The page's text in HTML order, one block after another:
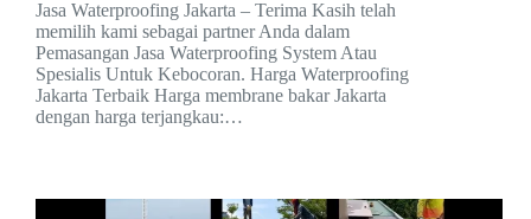
Jasa Waterproofing Jakarta – Terima Kasih telah
memilih kami sebagai partner Anda dalam
Pemasangan Jasa Waterproofing System Atau
Spesialis Untuk Kebocoran. Harga Waterproofing
Jakarta Terbaik Harga membrane bakar Jakarta
dengan harga terjangkau:…